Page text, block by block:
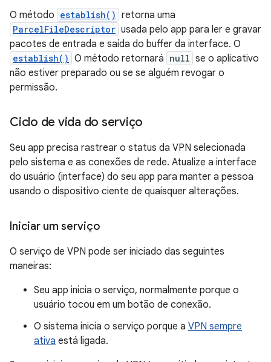
O método establish() retorna uma
ParcelFileDescriptor usada pelo app para ler e gravar
pacotes de entrada e saída do buffer da interface. O
establish() O método retornará null se o aplicativo
não estiver preparado ou se se alguém revogar o
permissão.
Ciclo de vida do serviço
Seu app precisa rastrear o status da VPN selecionada
pelo sistema e as conexões de rede. Atualize a interface
do usuário (interface) do seu app para manter a pessoa
usando o dispositivo ciente de quaisquer alterações.
Iniciar um serviço
O serviço de VPN pode ser iniciado das seguintes
maneiras:
Seu app inicia o serviço, normalmente porque o
usuário tocou em um botão de conexão.
O sistema inicia o serviço porque a VPN sempre
ativa está ligada.